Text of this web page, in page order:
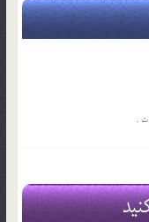
.